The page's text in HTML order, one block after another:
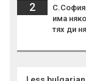
2
има
тях ди